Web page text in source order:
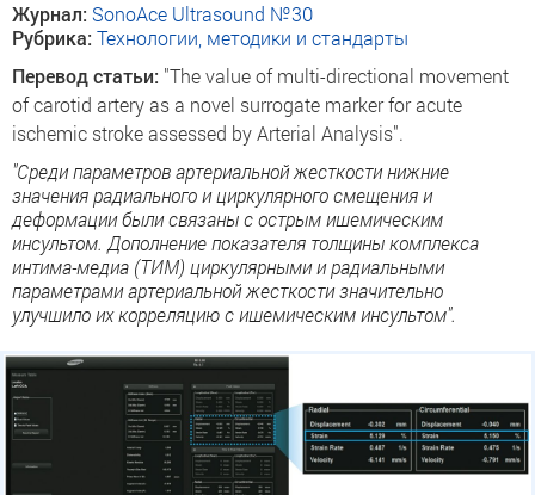
Журнал: SonoAce Ultrasound №30
Рубрика: Технологии, методики и стандарты
Перевод статьи: "The value of multi-directional movement
of carotid artery as a novel surrogate marker for acute
ischemic stroke assessed by Arterial Analysis".
"Среди параметров артериальной жесткости нижние
значения радиального и циркулярного смещения и
деформации были связаны с острым ишемическим
инсультом. Дополнение показателя толщины комплекса
интима-медиа (ТИМ) циркулярными и радиальными
параметрами артериальной жесткости значительно
улучшило их корреляцию с ишемическим инсультом".